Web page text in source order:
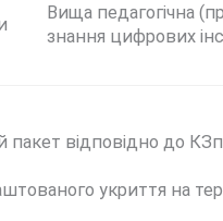
Вища педагогічна
знання цифрових
відповідно до
укриття на